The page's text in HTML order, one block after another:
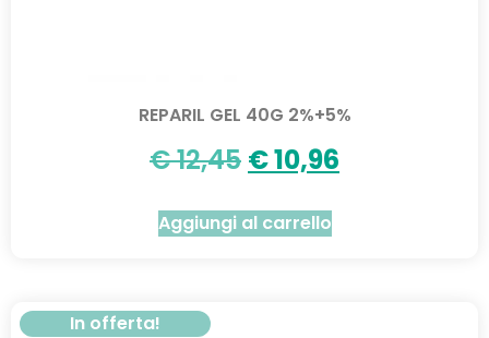
REPARIL GEL 40G 2%+5%
€12,45 €10,96
Aggiungi al carrello
In offerta!